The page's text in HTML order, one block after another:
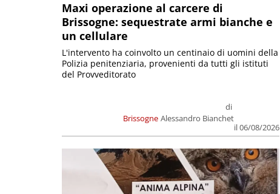
Maxi operazione al carcere di
Brissogne: sequestrate armi bianche e
un cellulare
Brissogne
di
Alessandro Bianchet
il 06/08/2026
L'intervento ha coinvolto un centinaio di uomini della
Polizia penitenziaria, provenienti da tutti gli istituti
del Provveditorato